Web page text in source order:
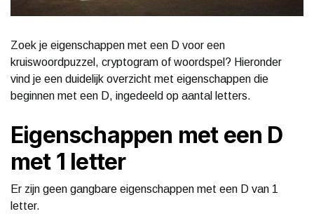
Zoek je eigenschappen met een D voor een
kruiswoordpuzzel, cryptogram of woordspel? Hieronder
vind je een duidelijk overzicht met eigenschappen die
beginnen met een D, ingedeeld op aantal letters.
Eigenschappen met een D
met 1 letter
Er zijn geen gangbare eigenschappen met een D van 1
letter.